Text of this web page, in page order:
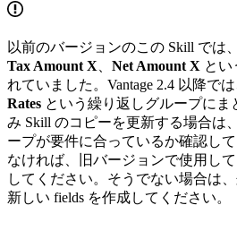
以前のバージョンのこの Skill では
Tax Amount X
Net Amount X とい
れていました。Vantage 2.4 以降で
Rates という繰り返しグループに
み Skill のコピーを更新する場合は
ープが要件に合っているか確認し
なければ、旧バージョンで使用し
してください。そうでない場合は
新しい fields を作成してください。